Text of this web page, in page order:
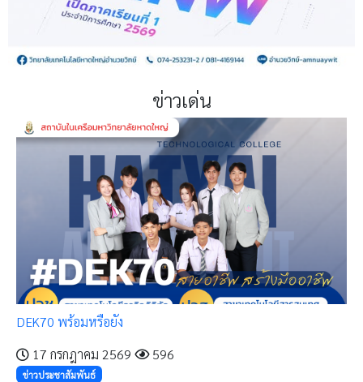
ข่าวเด่น
DEK70 พร้อมหรือยัง
17 กรกฎาคม 2569
596
ข่าวประชาสัมพันธ์